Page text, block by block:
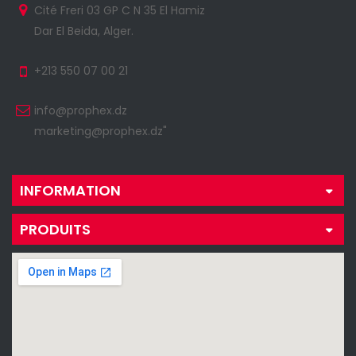
Cité Freri 03 GP C N 35 El Hamiz
Dar El Beida, Alger.
+213 550 07 00 21
info@prophex.dz
marketing@prophex.dz"
INFORMATION
PRODUITS